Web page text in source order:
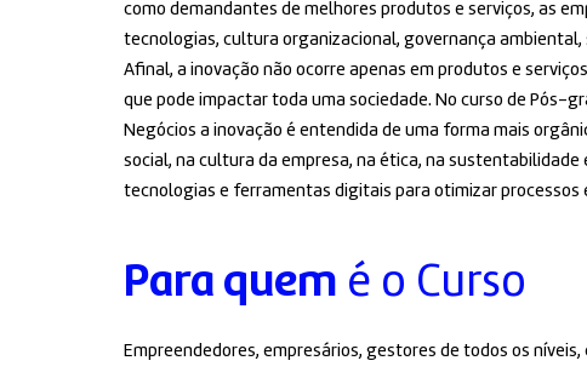
como demandantes de melhores produtos e serviços, as
tecnologias, cultura organizacional, governança ambiental,
Afinal, a inovação não ocorre apenas em produtos e
que pode impactar toda uma sociedade. No curso de Pós-
Negócios a inovação é entendida de uma forma mais
social, na cultura da empresa, na ética, na
tecnologias e ferramentas digitais para otimizar processos
Para quem é o Curso
Empreendedores, empresários, gestores de todos os